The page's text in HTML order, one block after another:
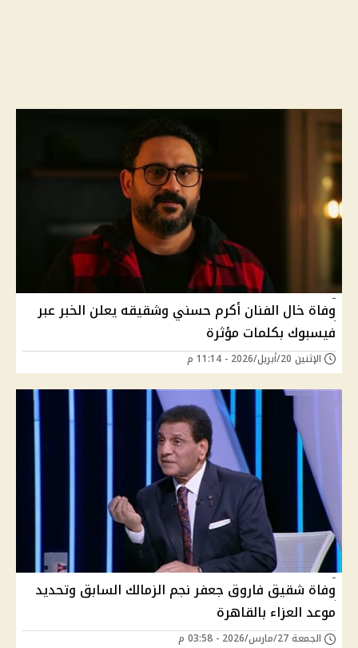
وفاة خال الفنان أكرم حسني وشقيقه يعلن الخبر عبر
فيسبوك بكلمات مؤثرة
الإثنين 20/أبريل/2026 - 11:14 م
وفاة شقيق فاروق جعفر نجم الزمالك السابق وتحديد
موعد العزاء بالقاهرة
الجمعة 27/مارس/2026 - 03:58 م